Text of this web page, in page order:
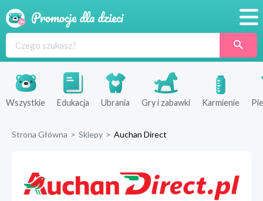
Produkty
Sklepy
Wszystkie Edukacja Ubrania Gry i zabawki Karmienie
Strona Główna > Sklepy > Auchan Direct